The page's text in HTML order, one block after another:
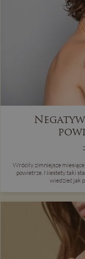
Wróciły zimniejsze
powietrze. Niestety taki
wiedzieć jak